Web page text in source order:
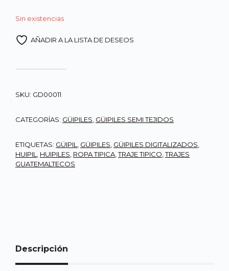
Sin existencias
AÑADIR A LA LISTA DE DESEOS
SKU: GD00011
CATEGORÍAS: GÜIPILES GÜIPILES SEMI TEJIDOS
ETIQUETAS: GÜIPIL GÜIPILES GÜIPILES DIGITALIZADOS
HUIPIL
HUIPILES ROPA TIPICA ,TRAJE TIPICO ,TRAJES
GUATEMALTECOS
Descripción